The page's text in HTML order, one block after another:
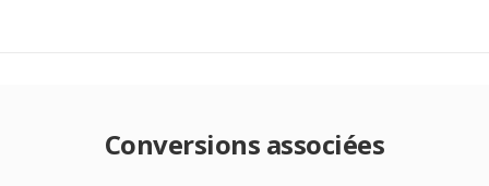
Conversions associées